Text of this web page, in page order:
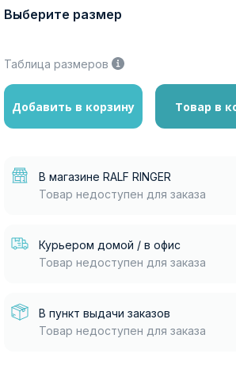
Выберите размер
Таблица размеров
Добавить в корзину Товар в
В магазине RALF RINGER
Товар недоступен для заказа
Курьером домой / в офис
Товар недоступен для заказа
В пункт выдачи заказов
Товар недоступен для заказа